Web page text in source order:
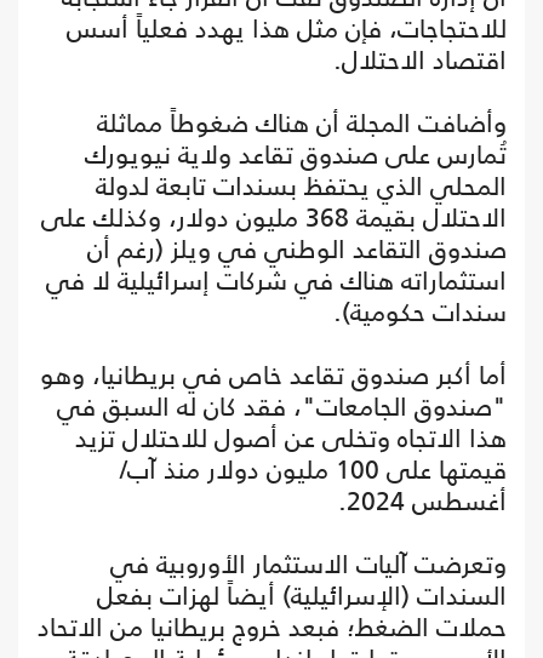
للاحتجاجات، فإن مثل هذا يهدد فعلياً أسس
اقتصاد الاحتلال.
وأضافت المجلة أن هناك ضغوطاً مماثلة
تُمارس على صندوق تقاعد ولاية نيويورك
المحلي الذي يحتفظ بسندات تابعة لدولة
الاحتلال بقيمة 368 مليون دولار، وكذلك على
صندوق التقاعد الوطني في ويلز (رغم أن
استثماراته هناك في شركات إسرائيلية لا في
سندات حكومية).
أما أكبر صندوق تقاعد خاص في بريطانيا، وهو
"صندوق الجامعات"، فقد كان له السبق في
هذا الاتجاه وتخلى عن أصول للاحتلال تزيد
قيمتها على 100 مليون دولار منذ آب/
أغسطس 2024.
وتعرضت آليات الاستثمار الأوروبية في
السندات (الإسرائيلية) أيضاً لهزات بفعل
حملات الضغط؛ فبعد خروج بريطانيا من الاتحاد